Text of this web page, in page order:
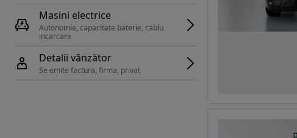
Masini electrice
Autonomie, capacitate baterie, cablu
Detalii vânzător
Se emite factura, firma, privat